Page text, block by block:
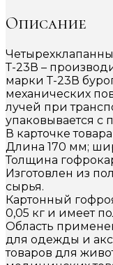
Описание
Т-23В –
марки Т-23В
механических
лучей при
упаковывается с
В карточке
Длина 170 мм;
Толщина
Изготовлен из
сырья.
Картонный
0,05 кг и имеет
Область
для одежды и
товаров для